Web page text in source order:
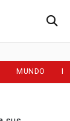
MUNDO